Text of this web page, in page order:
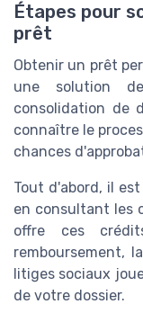
Étapes pour
prêt
Obtenir un prêt
une solution
consolidation de
connaître le
chances
Tout d'abord, il
en consultant les
offre ces
remboursement,
litiges sociaux
de votre dossier.